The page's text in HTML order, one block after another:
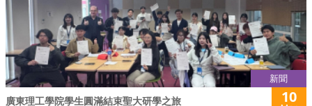
新聞
廣東理工學院學生圓滿結束聖大研學之旅 10